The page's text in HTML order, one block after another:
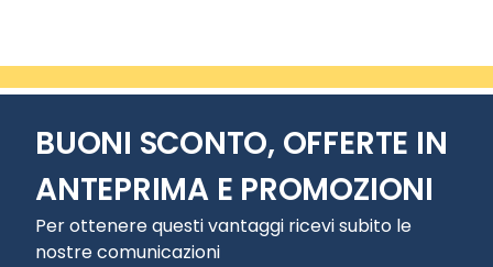
BUONI SCONTO, OFFERTE IN
ANTEPRIMA E PROMOZIONI
Per ottenere questi vantaggi ricevi subito le
nostre comunicazioni